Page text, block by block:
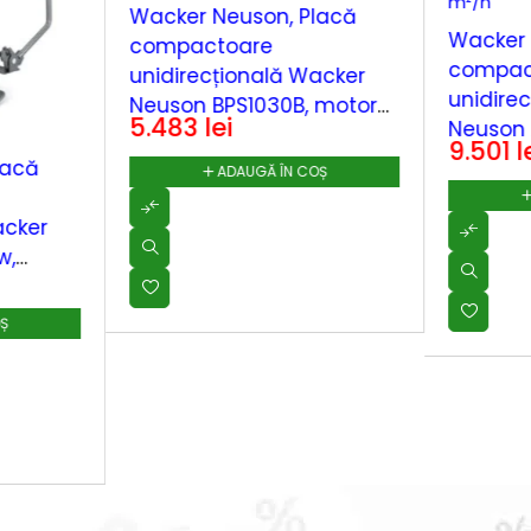
m²/h
Wacker Neuson, Placă
compactoare
unidirecțională Wacker
Neuson BPS1030B, motor
benzină Briggs & Stratton,
10 kN, 500 m²/h
5.483 lei
ADAUGĂ ÎN COȘ
Wacker
Neuson
9.501